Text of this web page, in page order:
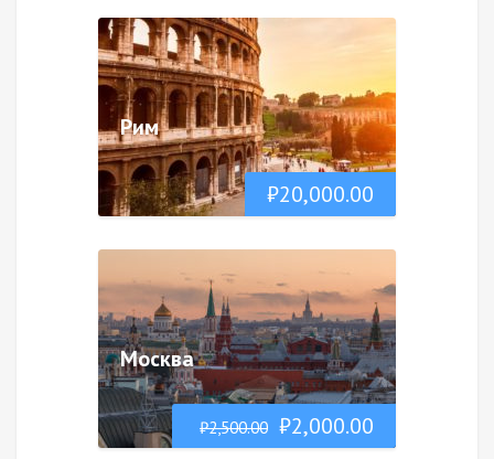
₽20,000.00
Рим
₽2,500.00 ₽2,000.00
Москва